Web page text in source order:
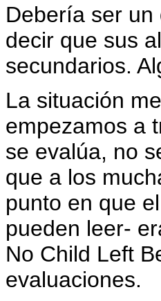
Debería ser
decir que sus
secundarios.
La situación
empezamos a
se evalúa, no
que a los
punto en que
pueden leer-
No Child Left
evaluaciones.